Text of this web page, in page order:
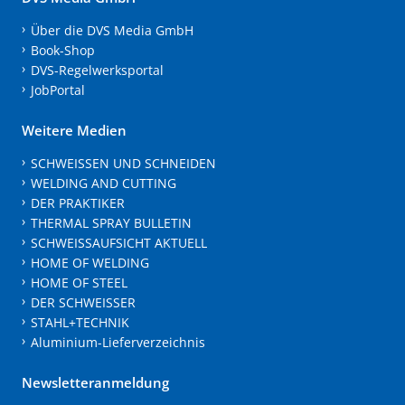
Über die DVS Media GmbH
Book-Shop
DVS-Regelwerksportal
JobPortal
Weitere Medien
SCHWEISSEN UND SCHNEIDEN
WELDING AND CUTTING
DER PRAKTIKER
THERMAL SPRAY BULLETIN
SCHWEISSAUFSICHT AKTUELL
HOME OF WELDING
HOME OF STEEL
DER SCHWEISSER
STAHL+TECHNIK
Aluminium-Lieferverzeichnis
Newsletteranmeldung